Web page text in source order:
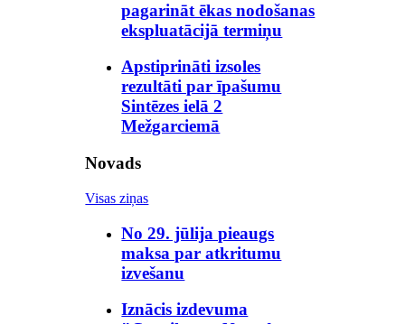
pagarināt ēkas nodošanas
ekspluatācijā termiņu
Apstiprināti izsoles
rezultāti par īpašumu
Sintēzes ielā 2
Mežgarciemā
Novads
Visas ziņas
No 29. jūlija pieaugs
maksa par atkritumu
izvešanu
Iznācis izdevuma